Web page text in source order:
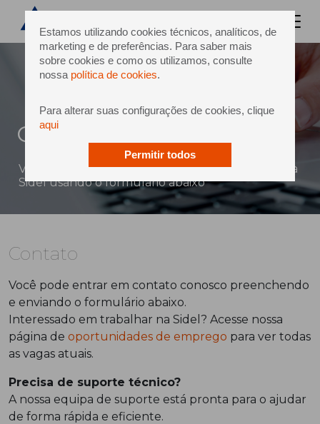
Estamos utilizando cookies técnicos, analíticos, de
marketing e de preferências. Para saber mais
sobre cookies e como os utilizamos, consulte
nossa política de cookies.
Para alterar suas configurações de cookies, clique
aqui
Permitir todos
Contato
Você pode enviar uma mensagem diretamente à
Sidel usando o formulário abaixo
Contato
Você pode entrar em contato conosco preenchendo
e enviando o formulário abaixo.
Interessado em trabalhar na Sidel? Acesse nossa
página de oportunidades de emprego para ver todas
as vagas atuais.
Precisa de suporte técnico?
A nossa equipa de suporte está pronta para o ajudar
de forma rápida e eficiente.